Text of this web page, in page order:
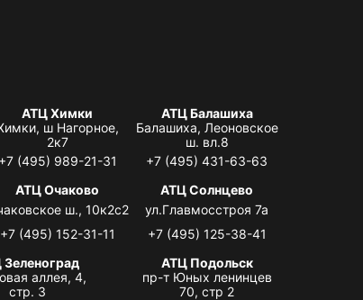
АТЦ Химки
ш Нагорное,
2к7
+7 (495) 989-21-31
АТЦ Балашиха
Балашиха, Леоновское
ш. вл.8
+7 (495) 431-63-63
АТЦ Очаково
ш., 10к2с2
+7 (495) 152-31-11
АТЦ Солнцево
ул.Главмосстроя 7а
+7 (495) 125-38-41
аллея, 4,
стр. 3
АТЦ Подольск
пр-т Юных ленинцев
70, стр 2